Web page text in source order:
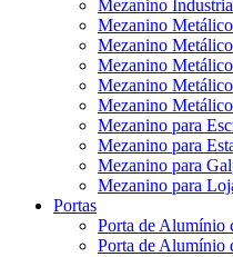
Mezanino
Mezanino
Mezanino
Mezanino
Mezanino
Mezanino
Mezanino para
Mezanino para
Mezanino para
Mezanino para
Portas
Porta de Alumínio
Porta de Alumínio